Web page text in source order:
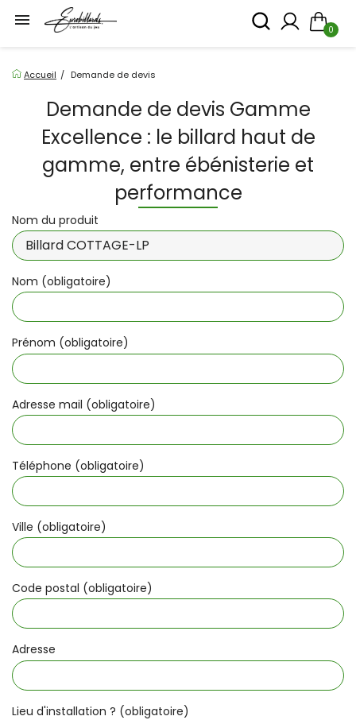

0
Accueil Demande de devis
Demande de devis Gamme
Excellence : le billard haut de
gamme, entre ébénisterie et
performance
Nom du produit
Nom (obligatoire)
Prénom (obligatoire)
Adresse mail (obligatoire)
Téléphone (obligatoire)
Ville (obligatoire)
Code postal (obligatoire)
Adresse
Lieu d'installation ? (obligatoire)